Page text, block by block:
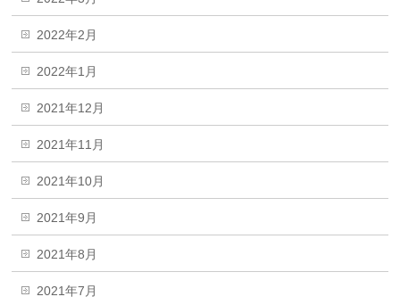
2022年2月
2022年1月
2021年12月
2021年11月
2021年10月
2021年9月
2021年8月
2021年7月